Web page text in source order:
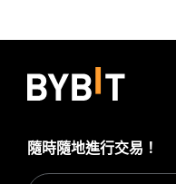
隨時隨地進行交易！